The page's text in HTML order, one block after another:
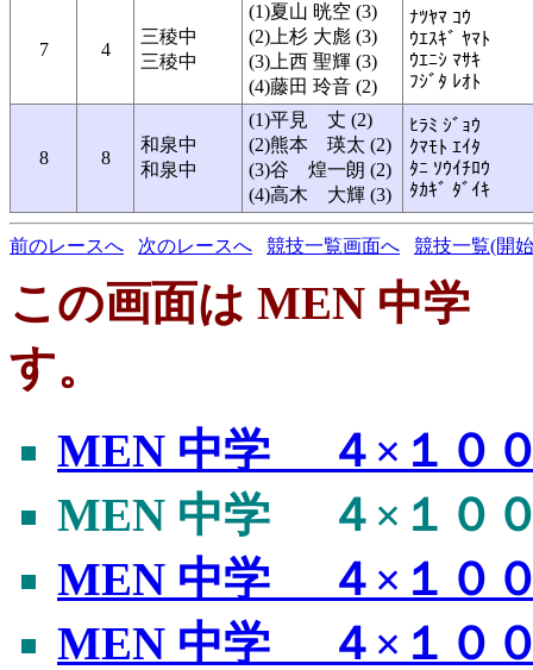
7 4
三稜中
三稜中
(1)夏山 晄空 (3)
(2)上杉 大彪 (3)
(3)上西 聖輝 (3)
(4)藤田 玲音 (2)
ﾅﾂﾔﾏ ｺｳ
ｳｴｽｷﾞ ﾔﾏﾄ
ｳｴﾆｼ ﾏｻｷ
ﾌｼﾞﾀ ﾚｵﾄ
8 8
和泉中
和泉中
(1)平見 丈 (2)
(2)熊本 瑛太 (2)
(3)谷 煌一朗 (2)
(4)高木 大輝 (3)
ﾋﾗﾐ ｼﾞｮｳ
ｸﾏﾓﾄ ｴｲﾀ
ﾀﾆ ｿｳｲﾁﾛｳ
ﾀｶｷﾞ ﾀﾞｲｷ
前のレースへ 次のレースへ 競技一覧画面へ 競技一覧(開
この画面は MEN 中学
す。
MEN 中学 ４×１００
MEN 中学 ４×１００
MEN 中学 ４×１００
MEN 中学 ４×１００